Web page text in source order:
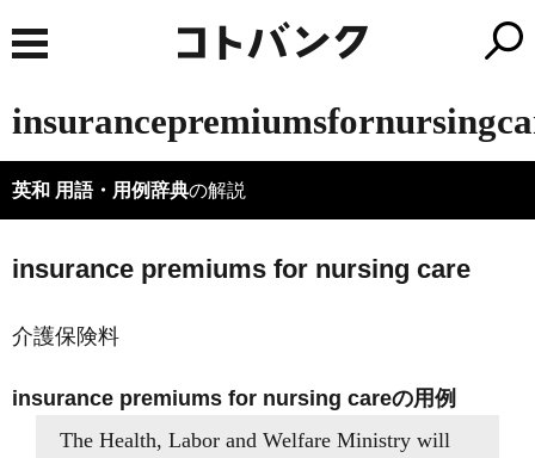
英和 用語・用例辞典の解説
insurance premiums for nursing care
介護保険料
insurance premiums for nursing careの用例
The Health, Labor and Welfare Ministry will